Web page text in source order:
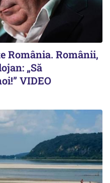
România. Românii,
„Să
VIDEO